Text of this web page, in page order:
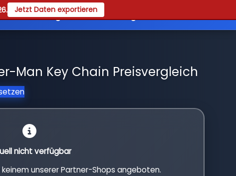
Jetzt Daten exportieren
Registrieren
Man Key Chain Preisvergleich
nicht verfügbar
unserer Partner-Shops angeboten.